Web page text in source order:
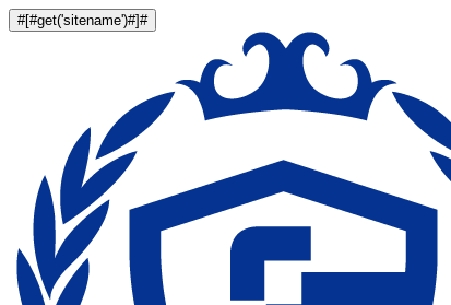
#[#get('sitename')#]#